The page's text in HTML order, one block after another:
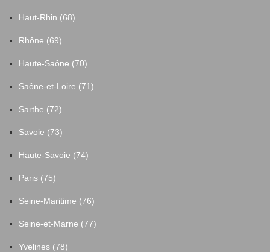
Haut-Rhin (68)
Rhône (69)
Haute-Saône (70)
Saône-et-Loire (71)
Sarthe (72)
Savoie (73)
Haute-Savoie (74)
Paris (75)
Seine-Maritime (76)
Seine-et-Marne (77)
Yvelines (78)